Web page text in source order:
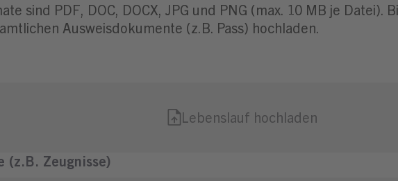
sind PDF, DOC, DOCX, JPG und PNG (max. 10 MB je Datei).
Ausweisdokumente (z.B. Pass) hochladen.